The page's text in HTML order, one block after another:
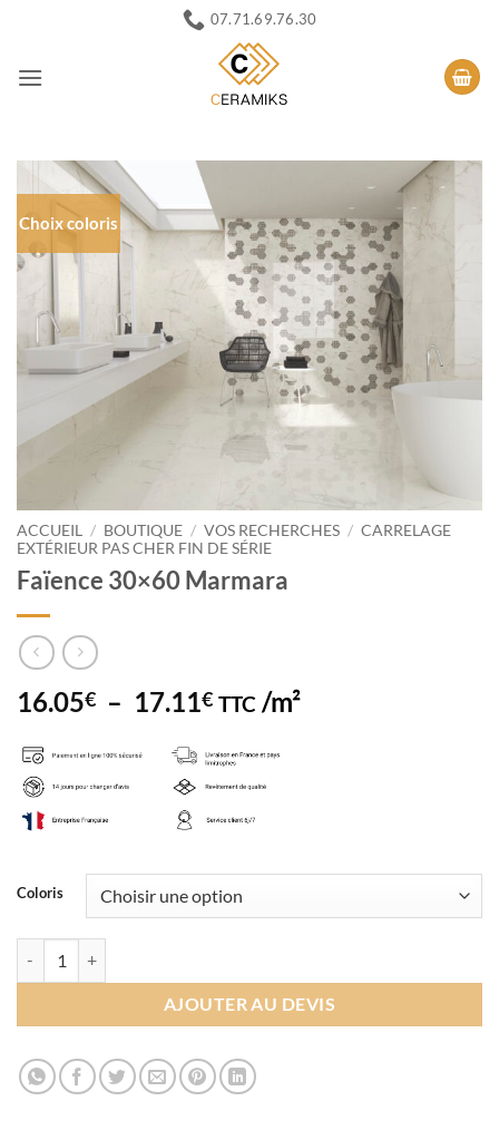
contenu
07.71.69.76.30
Choix coloris
ACCUEIL / BOUTIQUE / VOS RECHERCHES / CARRELAGE
EXTÉRIEUR PAS CHER FIN DE SÉRIE
Faïence 30×60 Marmara
16.05€ – 17.11€Plage
prix :
16.05€
17.11€
TTC /m²
Coloris
AJOUTER AU DEVIS